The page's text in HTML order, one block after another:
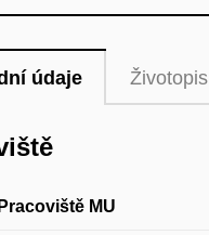
údaje Životopis
MU